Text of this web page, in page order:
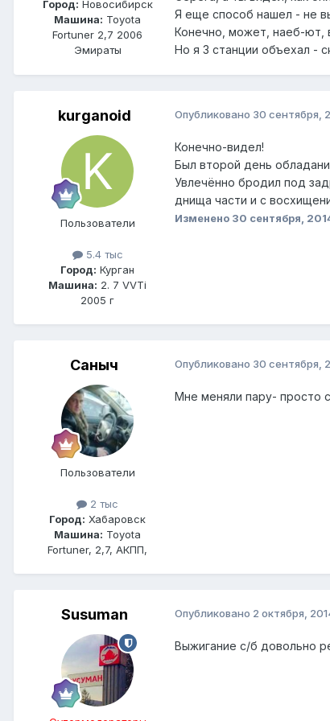
Город: Новосибирск
Машина: Toyota
Fortuner 2,7 2006
Эмираты
Я еще способ нашел - не
Конечно, может, наеб-ют,
Но я 3 станции объехал -
kurganoid
Пользователи
5.4 тыс
Город: Курган
Машина: 2. 7 VVTi
2005 г
Опубликовано 30 сентября,
Конечно-видел!
Был второй день
Увлечённо бродил под
днища части и с
Изменено 30 сентября,
Саныч
Пользователи
2 тыс
Город: Хабаровск
Машина: Toyota
Fortuner, 2,7, АКПП,
Опубликовано 30 сентября,
Мне меняли пару- просто
Susuman Опубликовано 2 октября,
Выжигание с/б довольно